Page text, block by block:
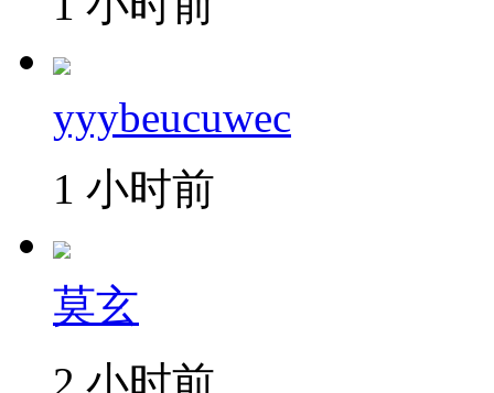
yyybeucuwec
1 小时前
莫玄
2 小时前